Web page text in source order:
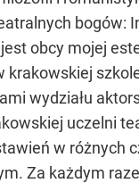
bogów:
obcy mojej
krakowskiej
wydziału
uczelni
w różnych
Za każdym